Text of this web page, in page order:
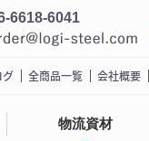
6618-6041
グ 全商品一覧 会社概要
物流資材